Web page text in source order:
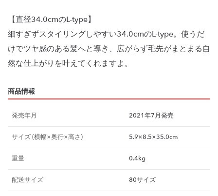
【直径34.0cmのL-type】
細すぎずスタイリングしやすい34.0cmのL-type。使うだ
けでツヤ感のある髪へと導き、広がらず毛先がまとまる自
商品情報
発売年月 2021年7月発売
サイズ (横幅×奥行×高さ) 5.9×8.5×35.0cm
重量 0.4kg
配送サイズ 80サイズ